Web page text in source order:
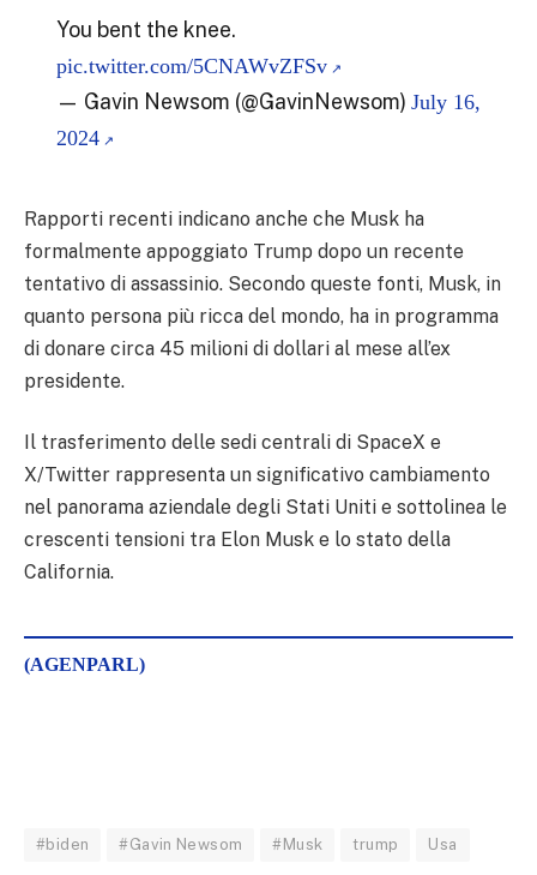
You bent the knee.
pic.twitter.com/5CNAWvZFSv
— Gavin Newsom (@GavinNewsom) July 16,
2024
Rapporti recenti indicano anche che Musk ha
formalmente appoggiato Trump dopo un recente
tentativo di assassinio. Secondo queste fonti, Musk, in
quanto persona più ricca del mondo, ha in programma
di donare circa 45 milioni di dollari al mese all’ex
presidente.
Il trasferimento delle sedi centrali di SpaceX e
X/Twitter rappresenta un significativo cambiamento
nel panorama aziendale degli Stati Uniti e sottolinea le
crescenti tensioni tra Elon Musk e lo stato della
California.
(AGENPARL)
#biden #Gavin Newsom #Musk trump Usa